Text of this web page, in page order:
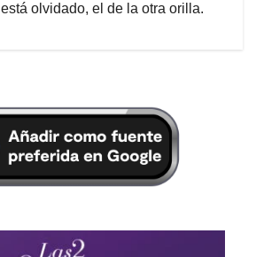
está olvidado, el de la otra orilla.